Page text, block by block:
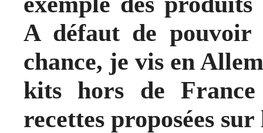
A défaut de
chance, je vis en
kits hors de
recettes proposées